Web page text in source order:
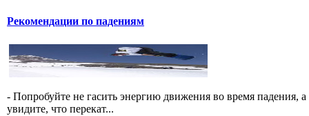
Рекомендации по падениям
- Попробуйте не гасить энергию движения во время падения,
увидите, что перекат...